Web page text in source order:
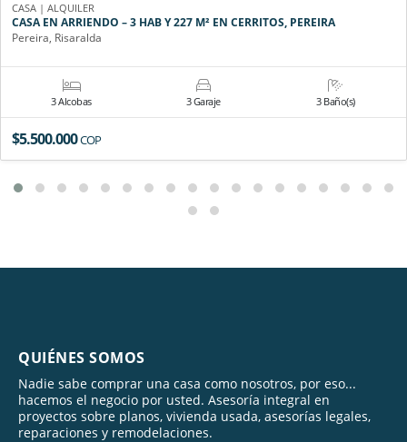
CASA | ALQUILER
CASA EN ARRIENDO – 3 HAB Y 227 M² EN CERRITOS, PEREIRA
Pereira, Risaralda
3 Alcobas 3 Garaje 3 Baño(s)
$5.500.000COP
QUIÉNES SOMOS
Nadie sabe comprar una casa como nosotros, por eso...
hacemos el negocio por usted. Asesoría integral en
proyectos sobre planos, vivienda usada, asesorías legales,
reparaciones y remodelaciones.